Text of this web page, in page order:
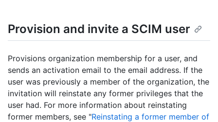
Provision and invite a SCIM user
Provisions organization membership for a user, and
sends an activation email to the email address. If the
user was previously a member of the organization, the
invitation will reinstate any former privileges that the
user had. For more information about reinstating
former members, see "Reinstating a former member of